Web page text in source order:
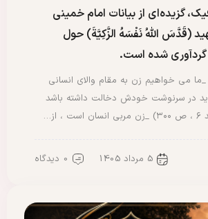
گزیده‌ای از بیانات امام خمینی
(قَدَّسَ اللَّهُ نَفْسَهُ الزَّكِيَّةَ) حول
شده است.
می خواهیم زن به مقام والای انسانی
در سرنوشت خودش دخالت داشته باشد
5 مرداد 1405 0 دیدگاه